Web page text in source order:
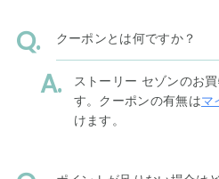
クーポンとは何ですか？
ストーリー セゾンのお
す。クーポンの有無はマ
けます。